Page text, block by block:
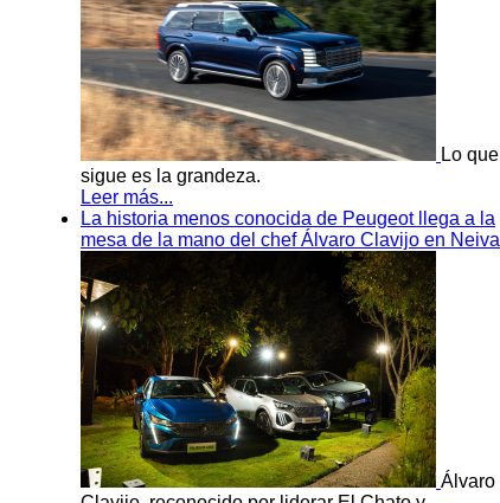
Lo que
sigue es la grandeza.
Leer más...
La historia menos conocida de Peugeot llega a la
mesa de la mano del chef Álvaro Clavijo en Neiva
Álvaro